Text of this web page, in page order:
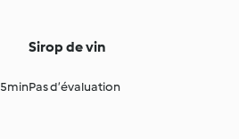
5min
Sirop de vin
Pas d’évaluation